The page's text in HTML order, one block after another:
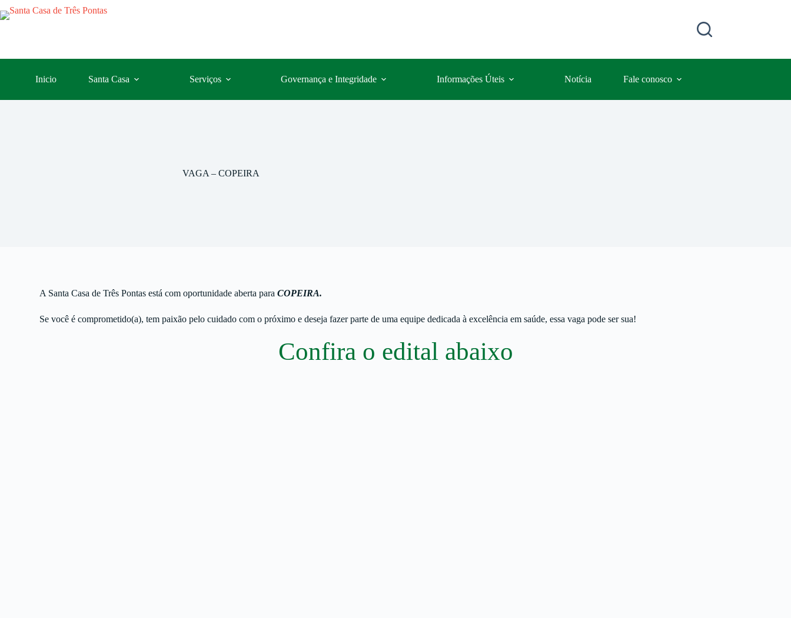
Inicio Santa Casa Serviços Governança e Integridade Informações Úteis Notícia Fale conosco
VAGA – COPEIRA
A Santa Casa de Três Pontas está com oportunidade aberta paraCOPEIRA.
Se você é comprometido(a), tem paixão pelo cuidado com o próximo e deseja fazer parte de uma equipe dedicada à excelência em saúde, essa vaga pode ser sua!
Confira o edital abaixo